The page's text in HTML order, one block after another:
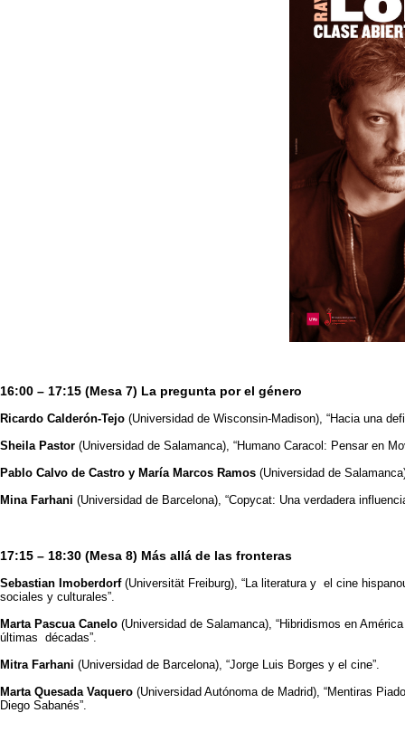
16:00 – 17:15 (Mesa 7) La pregunta por el género
Ricardo Calderón-Tejo (Universidad de Wisconsin-Madison), “Hacia una
Sheila Pastor (Universidad de Salamanca), “Humano Caracol: Pensar en
Pablo Calvo de Castro y María Marcos Ramos (Universidad de
Mina Farhani (Universidad de Barcelona), “Copycat: Una verdadera
17:15 – 18:30 (Mesa 8) Más allá de las fronteras
Sebastian Imoberdorf(Universität Freiburg), “La literatura y el cine
sociales y culturales”.
Marta Pascua Canelo (Universidad de Salamanca), “Hibridismos en
últimas décadas”.
Mitra Farhani (Universidad de Barcelona), “Jorge Luis Borges y el cine”.
Marta Quesada Vaquero (Universidad Autónoma de Madrid), “Mentiras
Diego Sabanés”.